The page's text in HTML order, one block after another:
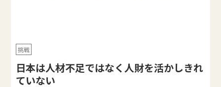
挑戦
日本は人材不足ではなく人財を活かしきれ
ていない